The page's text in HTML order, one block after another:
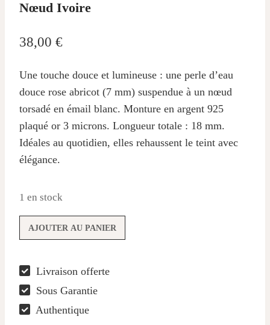
Nœud Ivoire
38,00 €
Une touche douce et lumineuse : une perle d’eau
douce rose abricot (7 mm) suspendue à un nœud
torsadé en émail blanc. Monture en argent 925
plaqué or 3 microns. Longueur totale : 18 mm.
Idéales au quotidien, elles rehaussent le teint avec
élégance.
1 en stock
quantité
de
d’oreilles
Perle
rose
AJOUTER AU PANIER
Livraison offerte
Sous Garantie
Authentique